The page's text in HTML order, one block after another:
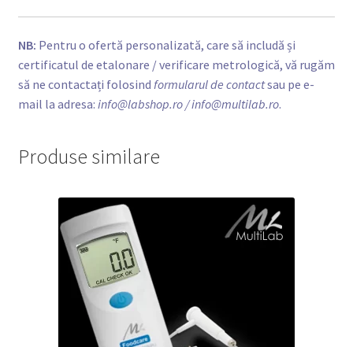
NB: Pentru o ofertă personalizată, care să includă și
certificatul de etalonare / verificare metrologică, vă rugăm
să ne contactați folosind formularul de contactsau pe e-
mail la adresa: info@labshop.ro/ info@multilab.ro.
Produse similare